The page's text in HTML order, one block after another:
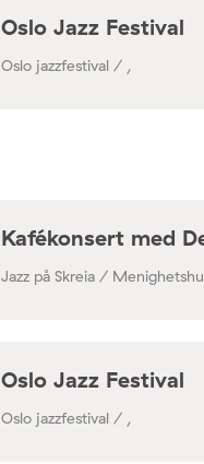
Oslo Jazz Festival
Oslo jazzfestival / ,
Kafékonsert med
Jazz på Skreia /
Oslo Jazz Festival
Oslo jazzfestival / ,